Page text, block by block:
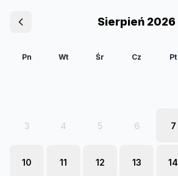
Sierpień 2026
Pn Wt Śr Cz Pt
3 4 5 6 7
10 11 12 13 14